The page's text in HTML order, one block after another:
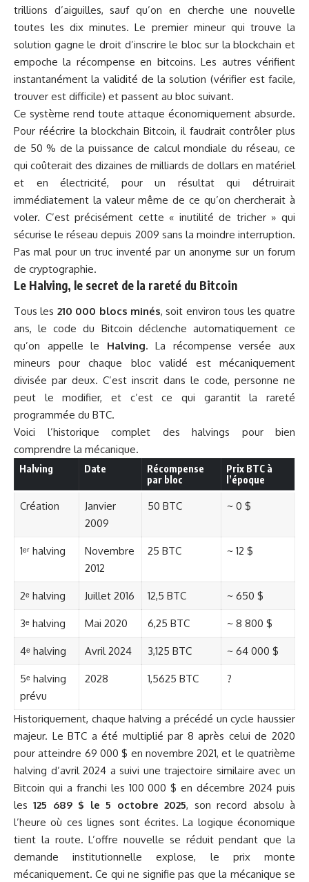
trillions d’aiguilles, sauf qu’on en cherche une nouvelle
toutes les dix minutes. Le premier mineur qui trouve la
solution gagne le droit d’inscrire le bloc sur la blockchain et
empoche la récompense en bitcoins. Les autres vérifient
instantanément la validité de la solution (vérifier est facile,
trouver est difficile) et passent au bloc suivant.
Ce système rend toute attaque économiquement absurde.
Pour réécrire la blockchain Bitcoin, il faudrait contrôler plus
de 50 % de la puissance de calcul mondiale du réseau, ce
qui coûterait des dizaines de milliards de dollars en matériel
et en électricité, pour un résultat qui détruirait
immédiatement la valeur même de ce qu’on chercherait à
voler. C’est précisément cette « inutilité de tricher » qui
sécurise le réseau depuis 2009 sans la moindre interruption.
Pas mal pour un truc inventé par un anonyme sur un forum
de cryptographie.
Le Halving, le secret de la rareté du Bitcoin
Tous les 210 000 blocs minés, soit environ tous les quatre
ans, le code du Bitcoin déclenche automatiquement ce
qu’on appelle le Halving. La récompense versée aux
mineurs pour chaque bloc validé est mécaniquement
divisée par deux. C’est inscrit dans le code, personne ne
peut le modifier, et c’est ce qui garantit la rareté
programmée du BTC.
Voici l’historique complet des halvings pour bien
comprendre la mécanique.
Halving Date
Récompense
par bloc
Prix BTC à
l’époque
Création
Janvier
2009
50 BTC ~ 0 $
1ᵉʳ halving
Novembre
2012
25 BTC ~ 12 $
2ᵉ halving Juillet 2016 12,5 BTC ~ 650 $
3ᵉ halving Mai 2020 6,25 BTC ~ 8 800 $
4ᵉ halving Avril 2024 3,125 BTC ~ 64 000 $
5ᵉ halving
prévu
2028 1,5625 BTC ?
Historiquement, chaque halving a précédé un cycle haussier
majeur. Le BTC a été multiplié par 8 après celui de 2020
pour atteindre 69 000 $ en novembre 2021, et le quatrième
halving d’avril 2024 a suivi une trajectoire similaire avec un
Bitcoin qui a franchi les 100 000 $ en décembre 2024 puis
les125 689 $ le 5 octobre 2025, son record absolu à
l’heure où ces lignes sont écrites. La logique économique
tient la route. L’offre nouvelle se réduit pendant que la
demande institutionnelle explose, le prix monte
mécaniquement. Ce qui ne signifie pas que la mécanique se